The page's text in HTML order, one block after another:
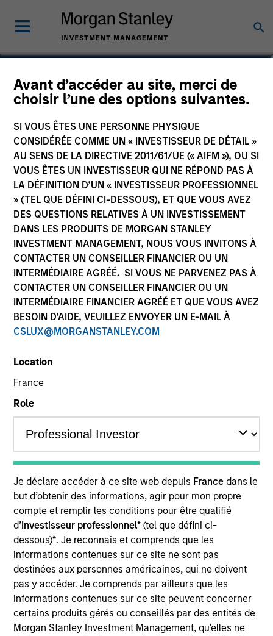
Avant d’accéder au site, merci de
choisir l’une des options suivantes.
SI VOUS ÊTES UNE PERSONNE PHYSIQUE
CONSIDÉRÉE COMME UN « INVESTISSEUR DE DÉTAIL »
AU SENS DE LA DIRECTIVE 2011/61/UE (« AIFM »), OU SI
VOUS ÊTES UN INVESTISSEUR QUI NE RÉPOND PAS À
LA DÉFINITION D’UN « INVESTISSEUR PROFESSIONNEL
» (TEL QUE DÉFINI CI-DESSOUS), ET QUE VOUS AVEZ
DES QUESTIONS RELATIVES À UN INVESTISSEMENT
DANS LES PRODUITS DE MORGAN STANLEY
INVESTMENT MANAGEMENT, NOUS VOUS INVITONS À
CONTACTER UN CONSEILLER FINANCIER OU UN
INTERMÉDIAIRE AGRÉÉ. SI VOUS NE PARVENEZ PAS À
CONTACTER UN CONSEILLER FINANCIER OU UN
INTERMÉDIAIRE FINANCIER AGRÉÉ ET QUE VOUS AVEZ
BESOIN D’AIDE, VEUILLEZ ENVOYER UN E-MAIL À
CSLUX@MORGANSTANLEY.COM
Location
France
Role
Je déclare accéder à ce site web depuis France dans le
but d’obtenir des informations, agir pour mon propre
compte et remplir les conditions pour être qualifié
d’Investisseur professionnel*(tel que défini ci-
dessous)*. Je reconnais et comprends que les
informations contenues sur ce site ne sont pas
destinées aux personnes américaines, qui ne doivent
pas y accéder. Je comprends par ailleurs que les
informations contenues sur ce site peuvent concerner
certains produits gérés ou conseillés par des entités de
Morgan Stanley Investment Management, qu’elles ne
Jake Van Koevering
Partner
Years
TEAM
Morgan Stanley Private Equity Solutions Team
Jake Van Koevering is an Executive Director and
Partner with the Morgan Stanley Private Equity
Solutions team. Prior to joining the firm, Jake was
an investment professional at Audax Group. Jake
received a B.S. in economics with concentration in
finance from the Wharton School of the University
of Pennsylvania.